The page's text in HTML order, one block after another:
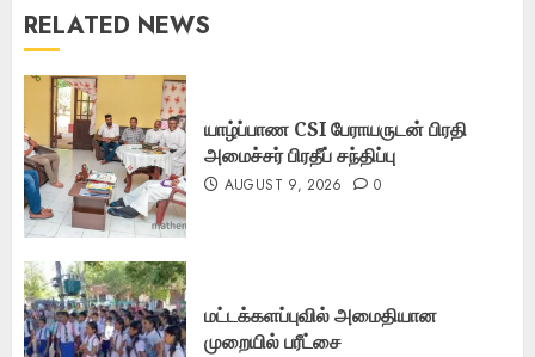
RELATED NEWS
யாழ்ப்பாண CSI பேராயருடன் பிரதி
அமைச்சர் பிரதீப் சந்திப்பு
AUGUST 9, 2026 0
மட்டக்களப்புவில் அமைதியான
முறையில் பரீட்சை